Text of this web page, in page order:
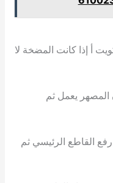
أ إذا كانت المضخة لا
المصهر يعمل ثم
2 يتأكد من رفع القاطع الرئيسي ثم